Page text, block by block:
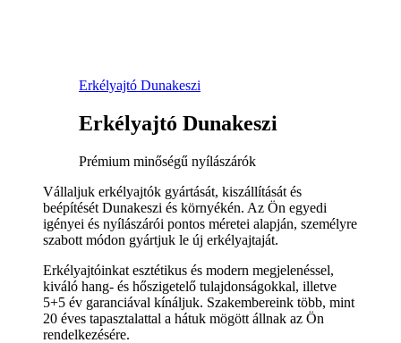
Erkélyajtó Dunakeszi
Erkélyajtó Dunakeszi
Prémium minőségű nyílászárók
Vállaljuk erkélyajtók gyártását, kiszállítását és
beépítését Dunakeszi és környékén. Az Ön egyedi
igényei és nyílászárói pontos méretei alapján, személyre
szabott módon gyártjuk le új erkélyajtaját.
Erkélyajtóinkat esztétikus és modern megjelenéssel,
kiváló hang- és hőszigetelő tulajdonságokkal, illetve
5+5 év garanciával kínáljuk. Szakembereink több, mint
20 éves tapasztalattal a hátuk mögött állnak az Ön
rendelkezésére.